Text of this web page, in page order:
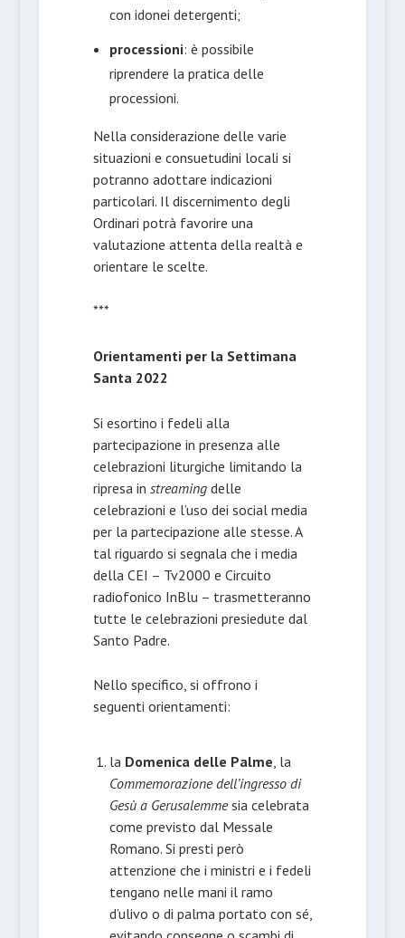
con idonei detergenti;
processioni: è possibile
riprendere la pratica delle
processioni.
Nella considerazione delle varie
situazioni e consuetudini locali si
potranno adottare indicazioni
particolari. Il discernimento degli
Ordinari potrà favorire una
valutazione attenta della realtà e
orientare le scelte.
***
Orientamenti per la Settimana
Santa 2022
Si esortino i fedeli alla
partecipazione in presenza alle
celebrazioni liturgiche limitando la
ripresa in streamingdelle
celebrazioni e l’uso dei social media
per la partecipazione alle stesse. A
tal riguardo si segnala che i media
della CEI – Tv2000 e Circuito
radiofonico InBlu – trasmetteranno
tutte le celebrazioni presiedute dal
Santo Padre.
Nello specifico, si offrono i
seguenti orientamenti:
la Domenica delle Palme, la
Commemorazione dell’ingresso di
Gesù a Gerusalemmesia celebrata
come previsto dal Messale
Romano. Si presti però
attenzione che i ministri e i fedeli
tengano nelle mani il ramo
d’ulivo o di palma portato con sé,